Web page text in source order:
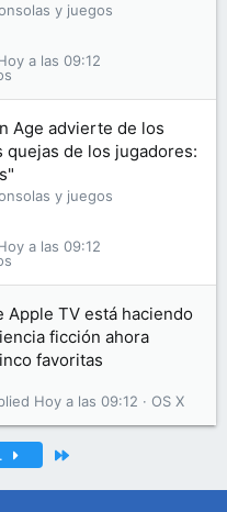
y juegos
a las 09:12
Age advierte de los
de los jugadores:
y juegos
a las 09:12
Apple TV está haciendo
ficción ahora
favoritas
OS X
Hoy a las 09:12